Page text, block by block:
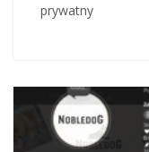
prywatny